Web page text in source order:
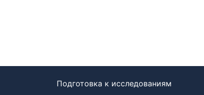
Подготовка к исследованиям